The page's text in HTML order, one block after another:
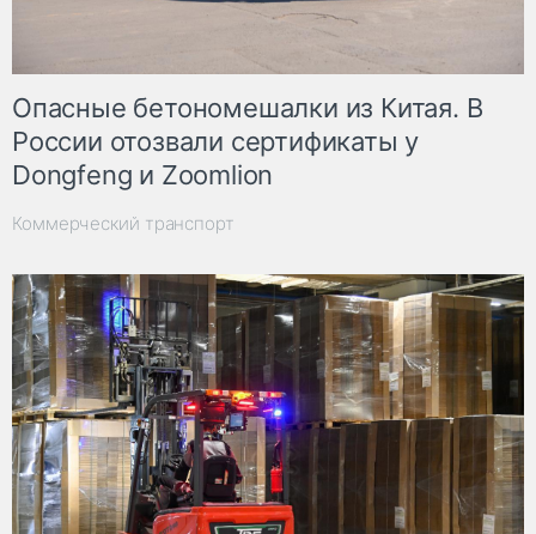
Опасные бетономешалки из Китая. В
России отозвали сертификаты у
Dongfeng и Zoomlion
Коммерческий транспорт